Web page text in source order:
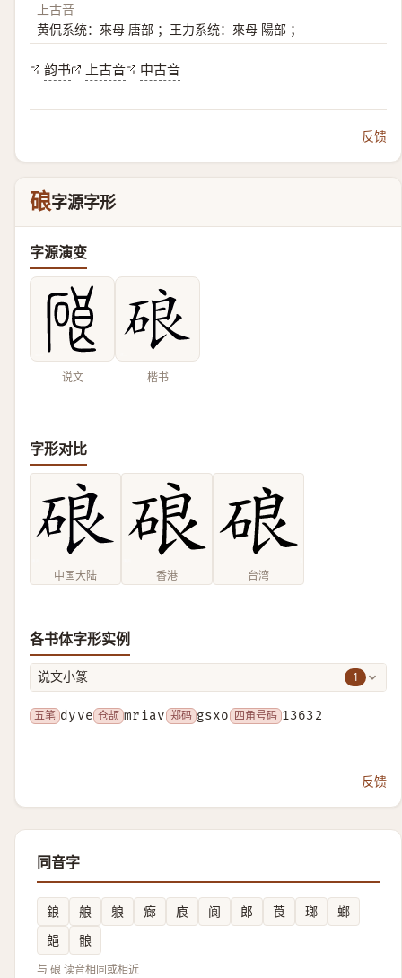
上古音
黄侃系统：來母 唐部 ；王力系统：來母 陽部 ；
韵书 上古音 中古音
反馈
硠字源字形
字源演变
说文 楷书
字形对比
中国大陆 香港 台湾
各书体字形实例
说文小篆 1
五笔 dyve 仓颉 mriav 郑码 gsxo 四角号码 13632
反馈
同音字
鋃 艆 躴 㾿 㢃 阆 郎 莨 瑯
螂
郒
䯖
与 硠 读音相同或相近